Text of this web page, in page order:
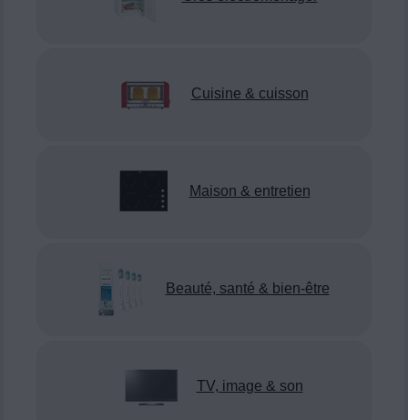
Cuisine & cuisson
Maison & entretien
Beauté, santé & bien-être
TV, image & son